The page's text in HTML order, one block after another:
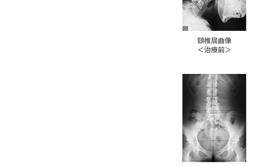
頸椎屈曲像
＜治療前＞